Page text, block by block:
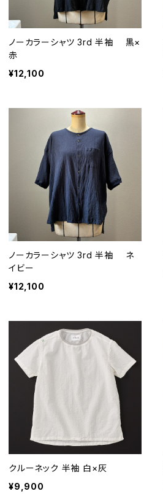
ノーカラーシャツ 3rd 半袖 黒×
赤
¥12,100
ノーカラーシャツ 3rd 半袖 ネ
イビー
¥12,100
クルーネック 半袖 白×灰
¥9,900